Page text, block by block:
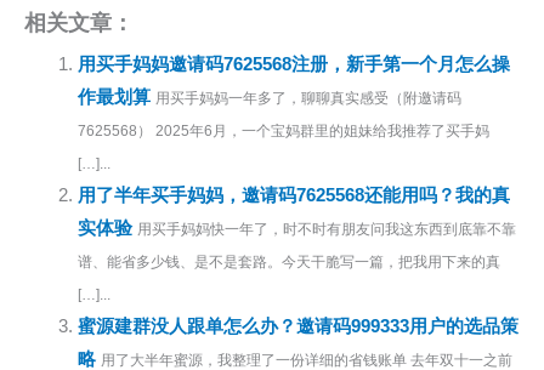
相关文章：
用买手妈妈邀请码7625568注册，新手第一个月怎么操
作最划算 用买手妈妈一年多了，聊聊真实感受（附邀请码
7625568） 2025年6月，一个宝妈群里的姐妹给我推荐了买手妈
[…]...
用了半年买手妈妈，邀请码7625568还能用吗？我的真
实体验 用买手妈妈快一年了，时不时有朋友问我这东西到底靠不靠
谱、能省多少钱、是不是套路。今天干脆写一篇，把我用下来的真
[…]...
蜜源建群没人跟单怎么办？邀请码999333用户的选品策
略 用了大半年蜜源，我整理了一份详细的省钱账单 去年双十一之前